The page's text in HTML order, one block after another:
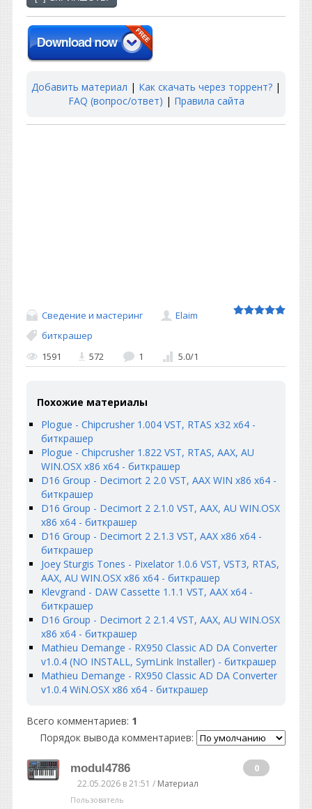
Добавить материал | Как скачать через торрент? |
FAQ (вопрос/ответ) | Правила сайта
Сведение и мастеринг
Elaim
биткрашер
1591
572 1 5.0/1
Похожие материалы
Plogue - Chipcrusher 1.004 VST, RTAS x32 x64 -
биткрашер
Plogue - Chipcrusher 1.822 VST, RTAS, AAX, AU
WIN.OSX x86 x64 - биткрашер
D16 Group - Decimort 2 2.0 VST, AAX WIN x86 x64 -
биткрашер
D16 Group - Decimort 2 2.1.0 VST, AAX, AU WIN.OSX
x86 x64 - биткрашер
D16 Group - Decimort 2 2.1.3 VST, AAX x86 x64 -
биткрашер
Joey Sturgis Tones - Pixelator 1.0.6 VST, VST3, RTAS,
AAX, AU WIN.OSX x86 x64 - биткрашер
Klevgrand - DAW Cassette 1.1.1 VST, AAX x64 -
биткрашер
D16 Group - Decimort 2 2.1.4 VST, AAX, AU WIN.OSX
x86 x64 - биткрашер
Mathieu Demange - RX950 Classic AD DA Converter
v1.0.4 (NO INSTALL, SymLink Installer) - биткрашер
Mathieu Demange - RX950 Classic AD DA Converter
v1.0.4 WiN.OSX x86 x64 - биткрашер
Всего комментариев: 1
Порядок вывода комментариев:
modul4786
22.05.2026 в 21:51 / Материал
Пользователь
0